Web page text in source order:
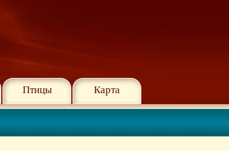
Птицы Карта